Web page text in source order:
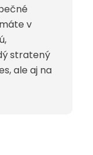
v
stratený
ale aj na